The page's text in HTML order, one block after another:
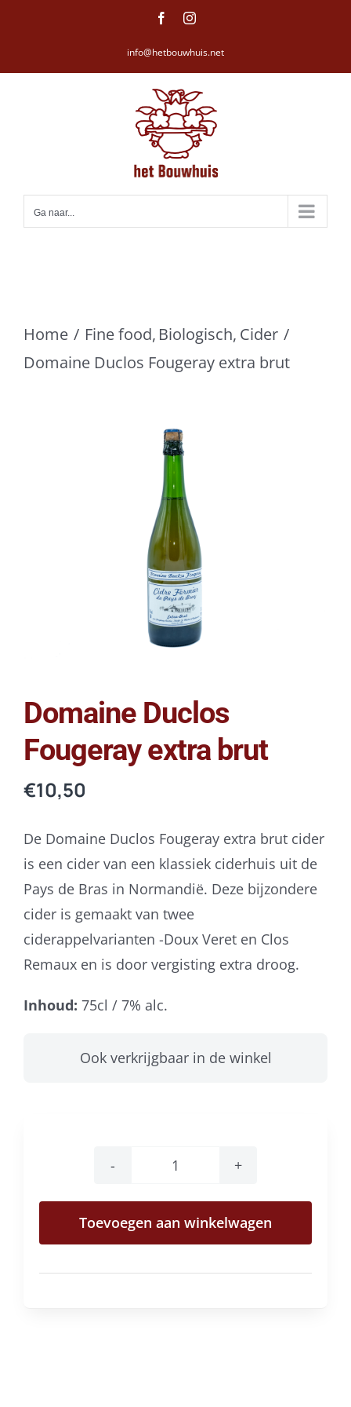
FacebookInstagram
info@hetbouwhuis.net
Ga naar...
Home Fine food Biologisch Cider
Domaine Duclos Fougeray extra brut
Domaine Duclos
Fougeray extra brut
€10,50
De Domaine Duclos Fougeray extra brut cider
is een cider van een klassiek ciderhuis uit de
Pays de Bras in Normandië. Deze bijzondere
cider is gemaakt van twee
ciderappelvarianten -Doux Veret en Clos
Remaux en is door vergisting extra droog.
Inhoud: 75cl / 7% alc.
Ook verkrijgbaar in de winkel
Domaine
Duclos
Fougeray
brut
Toevoegen aan winkelwagen